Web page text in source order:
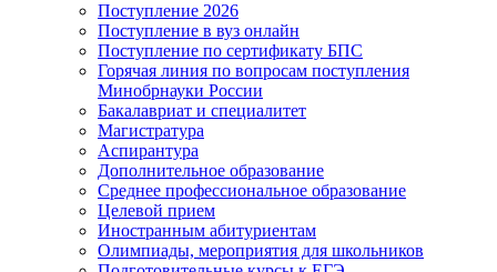
Поступление 2026
Поступление в вуз онлайн
Поступление по сертификату БПС
Горячая линия по вопросам поступления
Минобрнауки России
Бакалавриат и специалитет
Магистратура
Аспирантура
Дополнительное образование
Среднее профессиональное образование
Целевой прием
Иностранным абитуриентам
Олимпиады, мероприятия для школьников